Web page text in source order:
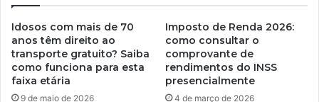
Idosos com mais de 70
anos têm direito ao
transporte gratuito? Saiba
como funciona para esta
faixa etária
9 de maio de 2026
Imposto de Renda 2026:
como consultar o
comprovante de
rendimentos do INSS
presencialmente
4 de março de 2026